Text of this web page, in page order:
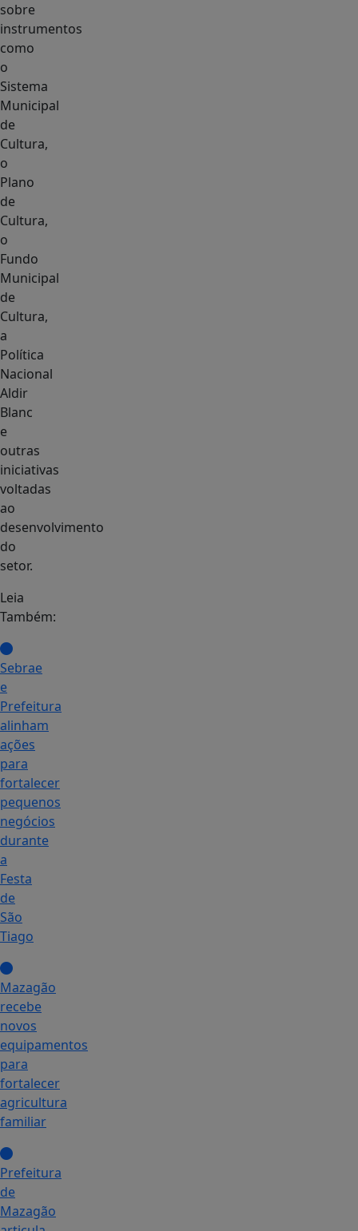
sobre
instrumentos
como
o
Sistema
Municipal
de
Cultura,
o
Plano
de
Cultura,
o
Fundo
Municipal
de
Cultura,
a
Política
Nacional
Aldir
Blanc
e
outras
iniciativas
voltadas
ao
desenvolvimento
do
setor.
Leia
Também:
Sebrae
e
Prefeitura
alinham
ações
para
fortalecer
pequenos
negócios
durante
a
Festa
de
São
Tiago
Mazagão
recebe
novos
equipamentos
para
fortalecer
agricultura
familiar
Prefeitura
de
Mazagão